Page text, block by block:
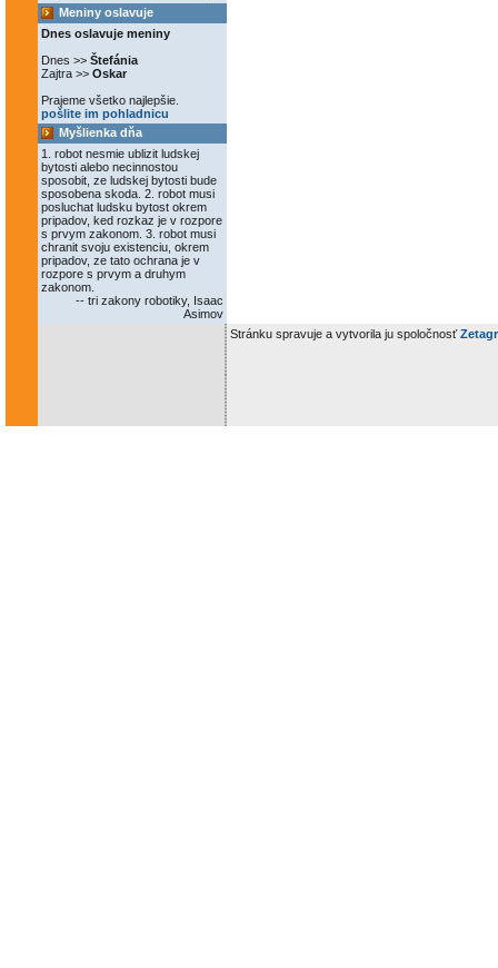
Meniny oslavuje
Dnes oslavuje meniny
Dnes >> Štefánia
Zajtra >> Oskar
Prajeme všetko najlepšie.
pošlite im pohladnicu
Myšlienka dňa
1. robot nesmie ublizit ludskej
bytosti alebo necinnostou
sposobit, ze ludskej bytosti bude
sposobena skoda. 2. robot musi
posluchat ludsku bytost okrem
pripadov, ked rozkaz je v rozpore
s prvym zakonom. 3. robot musi
chranit svoju existenciu, okrem
pripadov, ze tato ochrana je v
rozpore s prvym a druhym
zakonom.
-- tri zakony robotiky, Isaac
Asimov
Stránku spravuje a vytvorila ju spoločnosť